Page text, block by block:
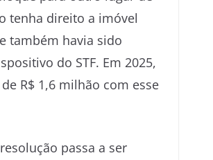
tenha direito a imóvel
também havia sido
do STF. Em 2025,
R$ 1,6 milhão com esse
passa a ser